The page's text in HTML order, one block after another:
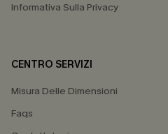
Informativa Sulla Privacy
CENTRO SERVIZI
Misura Delle Dimensioni
Faqs